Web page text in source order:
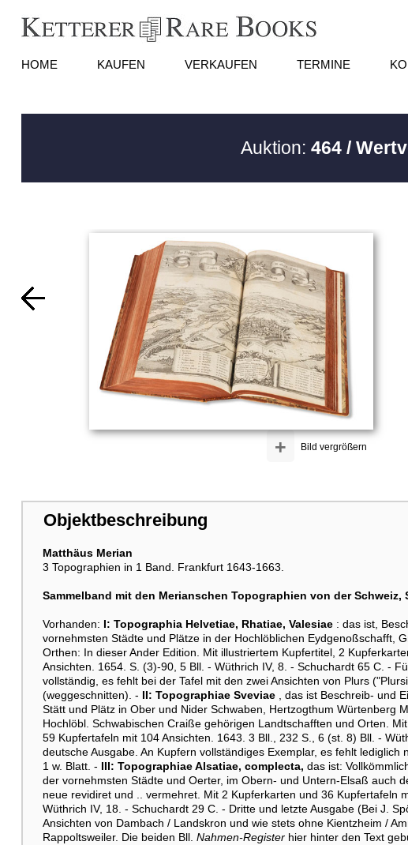
HOME KAUFEN VERKAUFEN TERMINE
Auktion: 464 /
Bild vergrößern
+
Objektbeschreibung
Matthäus Merian
3 Topographien in 1 Band. Frankfurt 1643-1663.
Sammelband mit den Merianschen Topographien von der Schweiz,
Vorhanden: I: Topographia Helvetiae, Rhatiae, Valesiae: das ist,
vornehmsten Städte und Plätze in der Hochlöblichen Eydgenoßschafft,
Orthen: In dieser Ander Edition. Mit illustriertem Kupfertitel, 2
Ansichten. 1654. S. (3)-90, 5 Bll. - Wüthrich IV, 8. - Schuchardt 65 C. -
vollständig, es fehlt bei der Tafel mit den zwei Ansichten von Plurs
(weggeschnitten). - II: Topographiae Sveviae, das ist Beschreib- und
Stätt und Plätz in Ober und Nider Schwaben, Hertzogthum Würtenberg
Hochlöbl. Schwabischen Craiße gehörigen Landtschafften und Orten.
59 Kupfertafeln mit 104 Ansichten. 1643. 3 Bll., 232 S., 6 (st. 8) Bll. -
deutsche Ausgabe. An Kupfern vollständiges Exemplar, es fehlt lediglich
1 w. Blatt. - III: Topographiae Alsatiae, complecta, das ist:
der vornehmsten Städte und Oerter, im Obern- und Untern-Elsaß auch
neue revidiret und .. vermehret. Mit 2 Kupferkarten und 36 Kupfertafeln
Wüthrich IV, 18. - Schuchardt 29 C. - Dritte und letzte Ausgabe (Bei J.
Ansichten von Dambach / Landskron und wie stets ohne Kientzheim /
Rappoltsweiler. Die beiden Bll. Nahmen-Registerhier hinter den Text